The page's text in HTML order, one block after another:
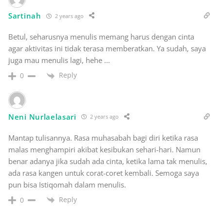
Sartinah 2 years ago
Betul, seharusnya menulis memang harus dengan cinta
agar aktivitas ini tidak terasa memberatkan. Ya sudah, saya
juga mau menulis lagi, hehe ...
0 Reply
Neni Nurlaelasari 2 years ago
Mantap tulisannya. Rasa muhasabah bagi diri ketika rasa
malas menghampiri akibat kesibukan sehari-hari. Namun
benar adanya jika sudah ada cinta, ketika lama tak menulis,
ada rasa kangen untuk corat-coret kembali. Semoga saya
pun bisa Istiqomah dalam menulis.
0 Reply